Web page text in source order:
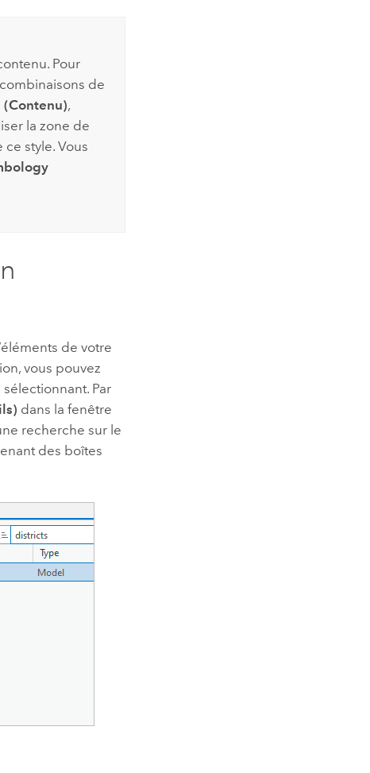
Pour
de
(Contenu),
la zone de
style. Vous
de votre
vous pouvez
Par
dans la fenêtre
recherche sur le
des boîtes